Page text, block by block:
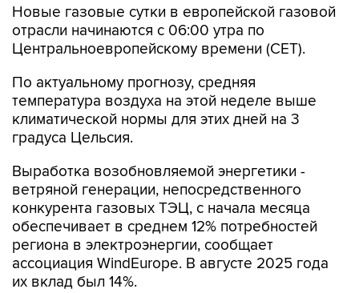
Новые газовые сутки в европейской газовой
отрасли начинаются c 06:00 утра по
Центральноевропейскому времени (CET).
По актуальному прогнозу, средняя
температура воздуха на этой неделе выше
климатической нормы для этих дней на 3
градуса Цельсия.
Выработка возобновляемой энергетики -
ветряной генерации, непосредственного
конкурента газовых ТЭЦ, с начала месяца
обеспечивает в среднем 12% потребностей
региона в электроэнергии, сообщает
ассоциация WindEurope. В августе 2025 года
их вклад был 14%.